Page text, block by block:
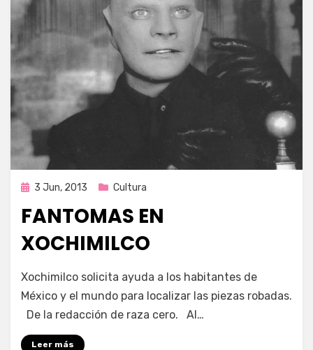
Publicada
3 Jun, 2013 Cultura
FANTOMAS EN
XOCHIMILCO
por Enrique
2,009 comentarios
Fantomas
en
Xochimilco
Xochimilco solicita ayuda a los habitantes de
México y el mundo para localizar las piezas robadas.
De la redacción de raza cero. Al…
Leer más